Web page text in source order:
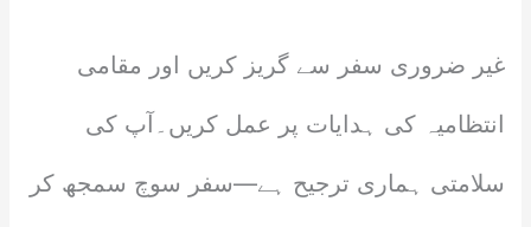
غیر ضروری سفر سے گریز کریں اور مقامی
انتظامیہ کی ہدایات پر عمل کریں۔آپ کی
سلامتی ہماری ترجیح ہے—سفر سوچ سمجھ کر